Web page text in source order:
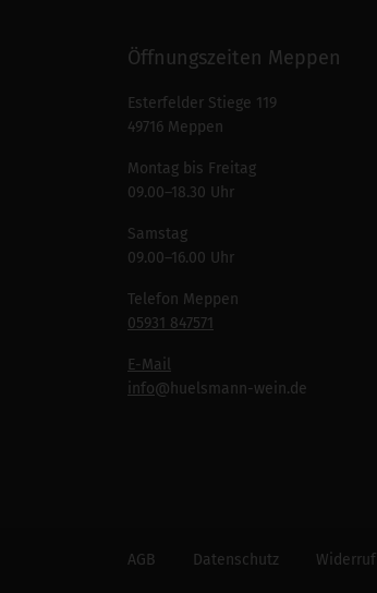
Öffnungszeiten Meppen
Esterfelder Stiege 119
49716 Meppen
Montag bis Freitag
09.00–18.30 Uhr
Samstag
09.00–16.00 Uhr
Telefon Meppen
05931 847571
E-Mail
info@huelsmann-wein.de
AGB Datenschutz Widerruf